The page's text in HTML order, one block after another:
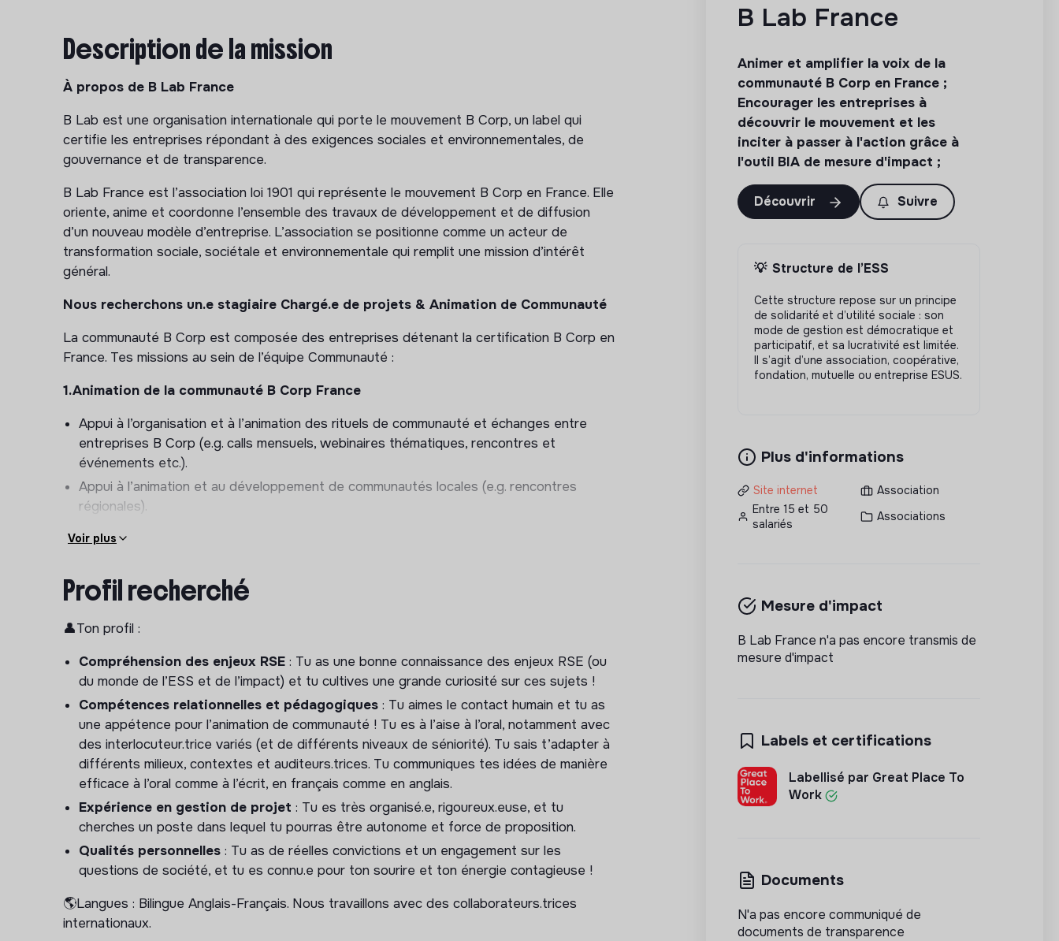
Description de la mission
À propos de B Lab France
B Lab est une organisation internationale qui porte le mouvement B Corp, un label qui
certifie les entreprises répondant à des exigences sociales et environnementales, de
gouvernance et de transparence.
B Lab France est l’association loi 1901 qui représente le mouvement B Corp en France. Elle
oriente, anime et coordonne l’ensemble des travaux de développement et de diffusion
d’un nouveau modèle d’entreprise. L’association se positionne comme un acteur de
transformation sociale, sociétale et environnementale qui remplit une mission d’intérêt
général.
Nous recherchons un.e stagiaire Chargé.e de projets & Animation de Communauté
La communauté B Corp est composée des entreprises détenant la certification B Corp en
France. Tes missions au sein de l’équipe Communauté :
1.Animation de la communauté B Corp France
Appui à l’organisation et à l’animation des rituels de communauté et échanges entre
entreprises B Corp (e.g. calls mensuels, webinaires thématiques, rencontres et
événements etc.).
Appui à l’animation et au développement de communautés locales (e.g. rencontres
régionales).
Animer et développer les plateformes et outils favorisant le lien entre entreprises
certifiées (e.g. plateforme interne du mouvement B Corp, groupes Whatsapp, etc.).
2. Appui à l’organisation d’événements
(communications, coordination et logistique).
Participer à l’animation le jour J.
3. Contenus & communication
Contribuer à la préparation et à la diffusion des newsletters et des communications
internes auprès de la communauté.
Contribuer à la valorisation des initiatives de la communauté (études de cas, bonnes
pratiques) en lien avec l’équipe Pédagogie.
4. Suivi & outils
Mise à jour des bases de données et suivi de certains indicateurs clés (contacts, taux
de participation et d’engagement etc.),
Suivi et prise en main du processus d’onboarding des nouvelles entreprises certifiées B
Corp (appui opérationnel au travers du parcours d’intégration des nouveaux membres)
Voir plus
Profil recherché
👤Ton profil :
Compréhension des enjeux RSE : Tu as une bonne connaissance des enjeux RSE (ou
du monde de l’ESS et de l’impact) et tu cultives une grande curiosité sur ces sujets !
Compétences relationnelles et pédagogiques : Tu aimes le contact humain et tu as
une appétence pour l’animation de communauté ! Tu es à l’aise à l’oral, notamment avec
des interlocuteur.trice variés (et de différents niveaux de séniorité). Tu sais t’adapter à
différents milieux, contextes et auditeurs.trices. Tu communiques tes idées de manière
efficace à l’oral comme à l’écrit, en français comme en anglais.
Expérience en gestion de projet : Tu es très organisé.e, rigoureux.euse, et tu
cherches un poste dans lequel tu pourras être autonome et force de proposition.
Qualités personnelles : Tu as de réelles convictions et un engagement sur les
questions de société, et tu es connu.e pour ton sourire et ton énergie contagieuse !
🌎Langues : Bilingue Anglais-Français. Nous travaillons avec des collaborateurs.trices
internationaux.
B Lab France
Animer et amplifier la voix de la
communauté B Corp en France ;
Encourager les entreprises à
découvrir le mouvement et les
inciter à passer à l'action grâce à
l'outil BIA de mesure d'impact ;
Découvrir Suivre
💡 Structure de l’ESS
Cette structure repose sur un principe
de solidarité et d’utilité sociale : son
mode de gestion est démocratique et
participatif, et sa lucrativité est limitée.
Il s’agit d’une association, coopérative,
fondation, mutuelle ou entreprise ESUS.
Plus d'informations
Site internet
Association
Entre 15 et 50
salariés
Associations
Mesure d'impact
B Lab France n'a pas encore transmis de
mesure d'impact
Labels et certifications
Labellisé par Great Place To
Work
Documents
N'a pas encore communiqué de
documents de transparence